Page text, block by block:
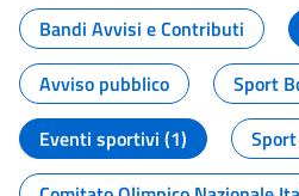
Bandi Avvisi e Contributi
Avviso pubblico
Sport
Eventi sportivi (1)